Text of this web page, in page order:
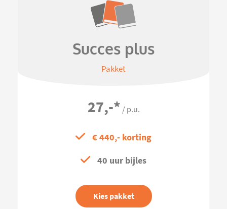
Succes plus
Pakket
27,-* / p.u.
€ 440,- korting
40 uur bijles
Kies pakket